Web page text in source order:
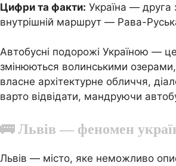
Цифри та факти: Україна —
внутрішній маршрут — Рава-
Автобусні подорожі Україною —
змінюються волинськими
власне архітектурне обличчя,
варто відвідати, мандруючи
🚌 Львів — феномен
Львів — місто, яке неможливо